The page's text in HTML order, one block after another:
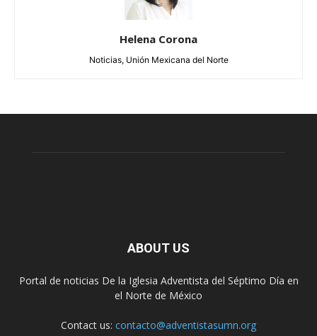
Helena Corona
Noticias, Unión Mexicana del Norte
ABOUT US
Portal de noticias De la Iglesia Adventista del Séptimo Día en
el Norte de México
Contact us: contacto@adventistasumn.org